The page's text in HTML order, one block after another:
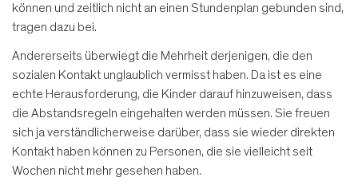
können und zeitlich nicht an einen Stundenplan gebunden sind,
tragen dazu bei.
Andererseits überwiegt die Mehrheit derjenigen, die den
sozialen Kontakt unglaublich vermisst haben. Da ist es eine
echte Herausforderung, die Kinder darauf hinzuweisen, dass
die Abstandsregeln eingehalten werden müssen. Sie freuen
sich ja verständlicherweise darüber, dass sie wieder direkten
Kontakt haben können zu Personen, die sie vielleicht seit
Wochen nicht mehr gesehen haben.